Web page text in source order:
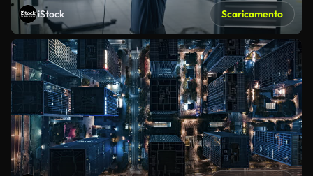
iStock Scaricamento